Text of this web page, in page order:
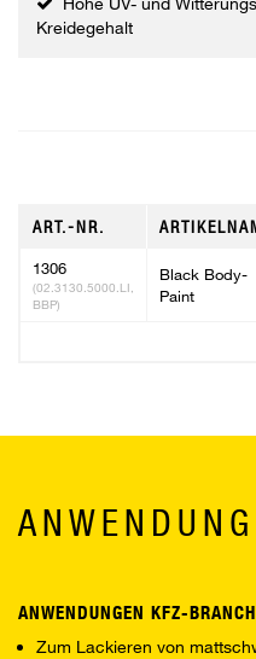
Kreidegehalt
ART.-NR.
1306
(02.3130.5000.LI,
BBP)
Black Body-
Paint
ANWENDUNG
ANWENDUNGEN KFZ-
Zum Lackieren von